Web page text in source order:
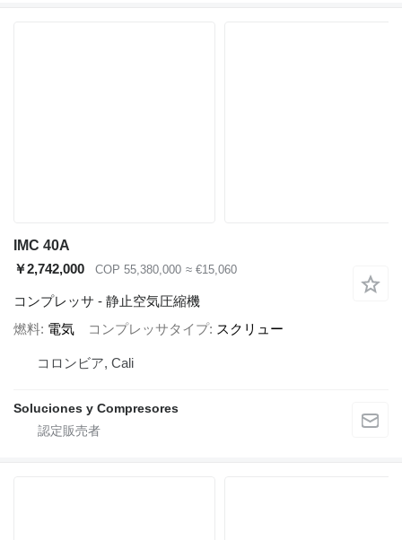
IMC 40A
￥2,742,000
COP 55,380,000 ≈ €15,060
コンプレッサ - 静止空気圧縮機
燃料 電気 コンプレッサタイプ スクリュー
コロンビア, Cali
Soluciones y Compresores